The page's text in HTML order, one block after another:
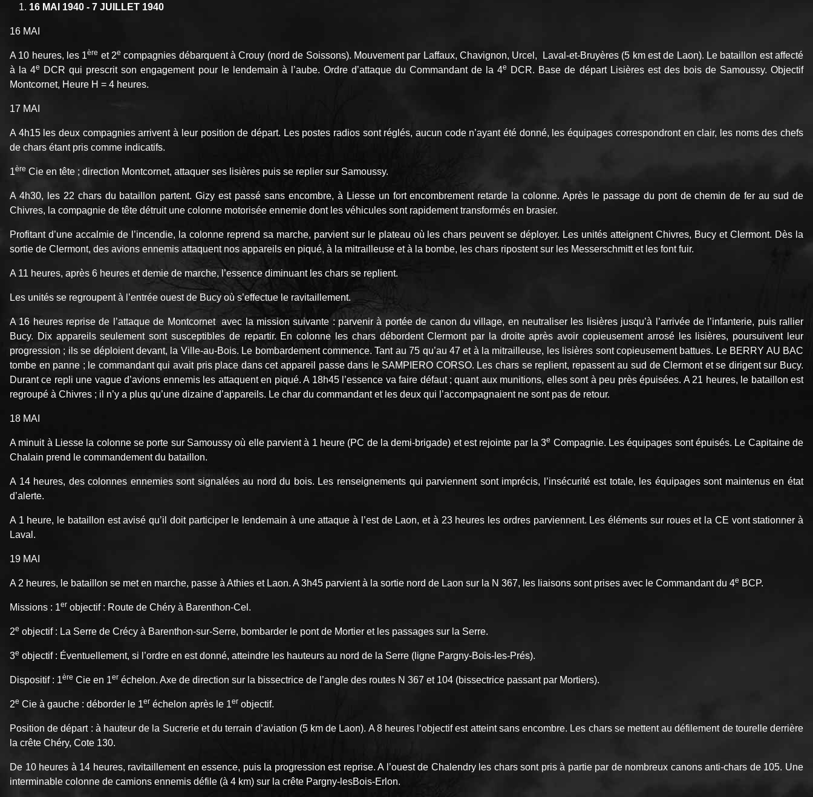
16 MAI 1940 - 7 JUILLET 1940
16 MAI
A 10 heures, les 1ère et 2e compagnies débarquent à Crouy (nord de Soissons). Mouvement par Laffaux, Chavignon, Urcel, Laval-et-Bruyères (5 km est de Laon). Le bataillon est affecté
à la 4e DCR qui prescrit son engagement pour le lendemain à l’aube. Ordre d’attaque du Commandant de la 4e
DCR. Base de départ Lisières est des bois de Samoussy. Objectif
Montcornet, Heure H = 4 heures.
17 MAI
A 4h15 les deux compagnies arrivent à leur position de départ. Les postes radios sont réglés, aucun code n’ayant été donné, les équipages correspondront en clair, les noms des chefs
de chars étant pris comme indicatifs.
1ère Cie en tête ; direction Montcornet, attaquer ses lisières puis se replier sur Samoussy.
A 4h30, les 22 chars du bataillon partent. Gizy est passé sans encombre, à Liesse un fort encombrement retarde la colonne. Après le passage du pont de chemin de fer au sud de
Chivres, la compagnie de tête détruit une colonne motorisée ennemie dont les véhicules sont rapidement transformés en brasier.
Profitant d’une accalmie de l’incendie, la colonne reprend sa marche, parvient sur le plateau où les chars peuvent se déployer. Les unités atteignent Chivres, Bucy et Clermont. Dès la
sortie de Clermont, des avions ennemis attaquent nos appareils en piqué, à la mitrailleuse et à la bombe, les chars ripostent sur les Messerschmitt et les font fuir.
A 11 heures, après 6 heures et demie de marche, l’essence diminuant les chars se replient.
Les unités se regroupent à l’entrée ouest de Bucy où s’effectue le ravitaillement.
A 16 heures reprise de l’attaque de Montcornet avec la mission suivante : parvenir à portée de canon du village, en neutraliser les lisières jusqu’à l’arrivée de l’infanterie, puis rallier
Bucy. Dix appareils seulement sont susceptibles de repartir. En colonne les chars débordent Clermont par la droite après avoir copieusement arrosé les lisières, poursuivent leur
progression ; ils se déploient devant, la Ville-au-Bois. Le bombardement commence. Tant au 75 qu’au 47 et à la mitrailleuse, les lisières sont copieusement battues. Le BERRY AU BAC
tombe en panne ; le commandant qui avait pris place dans cet appareil passe dans le SAMPIERO CORSO. Les chars se replient, repassent au sud de Clermont et se dirigent sur Bucy.
Durant ce repli une vague d’avions ennemis les attaquent en piqué. A 18h45 l’essence va faire défaut ; quant aux munitions, elles sont à peu près épuisées. A 21 heures, le bataillon est
regroupé à Chivres ; il n’y a plus qu’une dizaine d’appareils. Le char du commandant et les deux qui l’accompagnaient ne sont pas de retour.
18 MAI
A minuit à Liesse la colonne se porte sur Samoussy où elle parvient à 1 heure (PC de la demi-brigade) et est rejointe par la 3e Compagnie. Les équipages sont épuisés. Le Capitaine de
Chalain prend le commandement du bataillon.
A 14 heures, des colonnes ennemies sont signalées au nord du bois. Les renseignements qui parviennent sont imprécis, l’insécurité est totale, les équipages sont maintenus en état
d’alerte.
A 1 heure, le bataillon est avisé qu’il doit participer le lendemain à une attaque à l’est de Laon, et à 23 heures les ordres parviennent. Les éléments sur roues et la CE vont stationner à
Laval.
19 MAI
A 2 heures, le bataillon se met en marche, passe à Athies et Laon. A 3h45 parvient à la sortie nord de Laon sur la N 367, les liaisons sont prises avec le Commandant du 4e BCP.
Missions : 1er objectif : Route de Chéry à Barenthon-Cel.
2e objectif : La Serre de Crécy à Barenthon-sur-Serre, bombarder le pont de Mortier et les passages sur la Serre.
3e objectif : Éventuellement, si l’ordre en est donné, atteindre les hauteurs au nord de la Serre (ligne Pargny-Bois-les-Prés).
Dispositif : 1ère Cie en 1er échelon. Axe de direction sur la bissectrice de l’angle des routes N 367 et 104 (bissectrice passant par Mortiers).
2e Cie à gauche : déborder le 1er échelon après le 1er objectif.
Position de départ : à hauteur de la Sucrerie et du terrain d’aviation (5 km de Laon). A 8 heures l‘objectif est atteint sans encombre. Les chars se mettent au défilement de tourelle derrière
la crête Chéry, Cote 130.
De 10 heures à 14 heures, ravitaillement en essence, puis la progression est reprise. A l’ouest de Chalendry les chars sont pris à partie par de nombreux canons anti-chars de 105. Une
interminable colonne de camions ennemis défile (à 4 km) sur la crête Pargny-les­Bois-Erlon.